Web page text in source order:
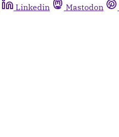
Linkedin Mastodon